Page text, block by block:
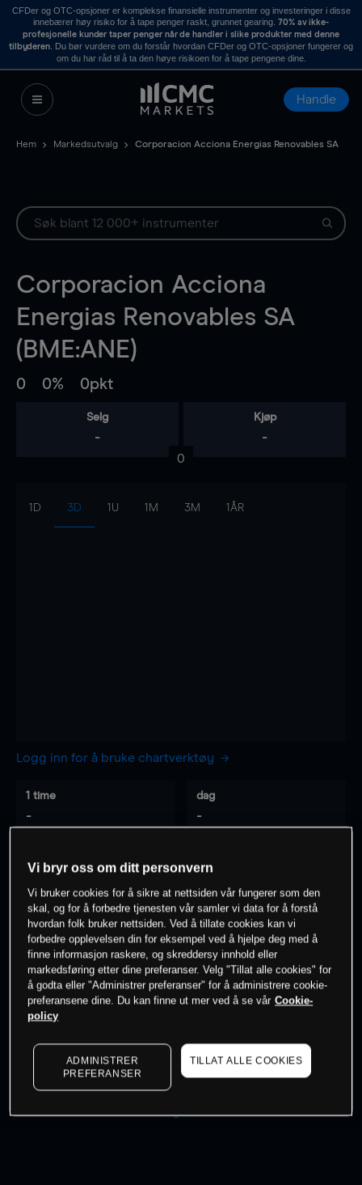
CFDer og OTC-opsjoner er komplekse finansielle instrumenter og investeringer i disse
innebærer høy risiko for å tape penger raskt, grunnet gearing. 70% av ikke-
profesjonelle kunder taper penger når de handler i slike produkter med denne
tilbyderen . Du bør vurdere om du forstår hvordan CFDer og OTC-opsjoner fungerer og
om du har råd til å ta den høye risikoen for å tape pengene dine.
Handle
Hem Markedsutvalg Corporacion Acciona Energias Renovables SA
Corporacion Acciona
Energias Renovables SA
(BME:ANE)
0 0% 0pkt
Selg
-
Kjøp
-
0
1D 3D 1U 1M 3M 1ÅR
Logg inn for å bruke chartverktøy
1 time
-
dag
-
7 dager
-
30 dager
-
0% av kunder erpå dette instrumentet
Søk om konto
Vi bryr oss om ditt personvern
Vi bruker cookies for å sikre at nettsiden vår fungerer som den
skal, og for å forbedre tjenesten vår samler vi data for å forstå
hvordan folk bruker nettsiden. Ved å tillate cookies kan vi
forbedre opplevelsen din for eksempel ved å hjelpe deg med å
finne informasjon raskere, og skreddersy innhold eller
markedsføring etter dine preferanser. Velg "Tillat alle cookies" for
å godta eller "Administrer preferanser" for å administrere cookie-
preferansene dine. Du kan finne ut mer ved å se vår Cookie-
policy
ADMINISTRER
PREFERANSER
TILLAT ALLE COOKIES